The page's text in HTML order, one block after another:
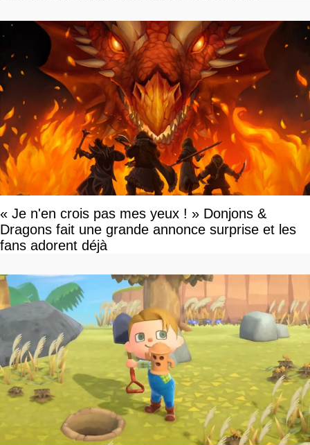
« Je n'en crois pas mes yeux ! » Donjons &
Dragons fait une grande annonce surprise et les
fans adorent déjà